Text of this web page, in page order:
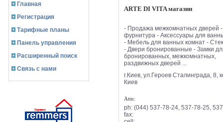
Главная
Регистрация
Тарифные планы
Панель управления
Расширенный поиск
Связь с нами
ARTE DI VITA магазин
- Продажа межкомнатных дверей
фурнитура - Аксессуары для
- Мебель для ванных комнат -
- Двери бронированные - Замки
бронированных, межкомнатных,
раздвижных дверей ...
г.Киев, ул.Героев Сталинграда, 8,
Киев
Attn:
ph: (044) 537-78-24, 537-78-25,
fax: